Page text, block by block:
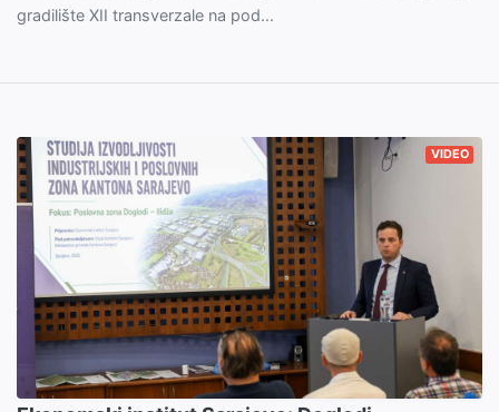
gradilište XII transverzale na pod...
VIDEO